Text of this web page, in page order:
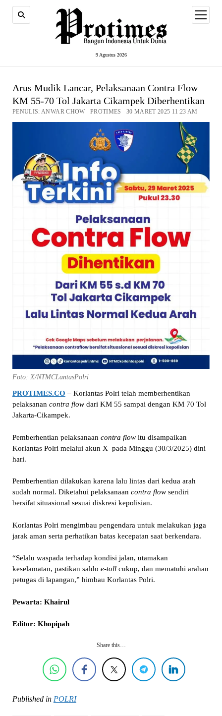
9 Agustus 2026
open
menu
Arus Mudik Lancar, Pelaksanaan Contra Flow
KM 55-70 Tol Jakarta Cikampek Diberhentikan
PENULIS: ANWAR CHOW PROTIMES 30 MARET 2025 11:23 AM
Foto: X/NTMCLantasPolri
PROTIMES.CO – Korlantas Polri telah memberhentikan
pelaksanan contra flowdari KM 55 sampai dengan KM 70 Tol
Jakarta-Cikampek.
Pemberhentian pelaksanaan contra flowitu disampaikan
Korlantas Polri melalui akun X pada Minggu (30/3/2025) dini
hari.
Pemberhentian dilakukan karena lalu lintas dari kedua arah
sudah normal. Diketahui pelaksanaan contra flowsendiri
bersifat situasional sesuai diskresi kepolisian.
Korlantas Polri mengimbau pengendara untuk melakukan jaga
jarak aman serta perhatikan batas kecepatan saat berkendara.
“Selalu waspada terhadap kondisi jalan, utamakan
keselamatan, pastikan saldo e-tollcukup, dan mematuhi arahan
petugas di lapangan,” himbau Korlantas Polri.
Pewarta: Khairul
Editor: Khopipah
Share this…
Published in POLRI